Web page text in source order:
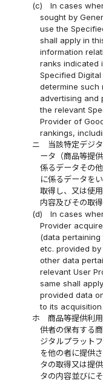
(c)
In cases
sought by
use the
shall apply in
information
ranks indicated
Specified
determine such
advertising and
the relevant
Provider of
rankings,
ニ
当該特定デジ
ータ（商品等提
係るデータその
に係るデータを
取得し、又は使
内容及びその取
(d)
In cases
Provider
(data
etc. provided
other data
relevant User
same shall
provided data
to its
ホ
商品等提供利
供者の保有する
ジタルプラット
を他の者に提供
タの取得又は提
タの内容並びに